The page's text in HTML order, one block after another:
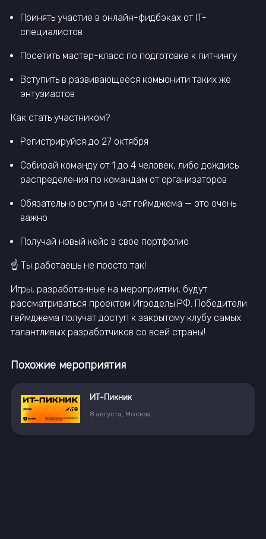
Принять участие в онлайн-фидбэках от IT-
специалистов
Посетить мастер-класс по подготовке к питчингу
Вступить в развивающееся комьюнити таких же
энтузиастов
Как стать участником?
Регистрируйся до 27 октября
Собирай команду от 1 до 4 человек, либо дождись
распределения по командам от организаторов
Обязательно вступи в чат геймджема — это очень
важно
Получай новый кейс в свое портфолио
☝️ Ты работаешь не просто так!
Игры, разработанные на мероприятии, будут
рассматриваться проектом Игроделы.РФ. Победители
геймджема получат доступ к закрытому клубу самых
талантливых разработчиков со всей страны!
Похожие мероприятия
AI Native Conf
20 октября10:00